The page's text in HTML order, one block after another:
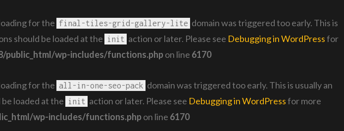
for the final-tiles-grid-gallery-lite domain was triggered too early. This is
should be loaded at the
init action or later. Please see Debugging in WordPressfor
public_html/wp-includes/functions.phpon line 6170
for the all-in-one-seo-pack domain was triggered too early. This is usually an
loaded at the
init action or later. Please see Debugging in WordPressfor more
wp-includes/functions.phpon line 6170